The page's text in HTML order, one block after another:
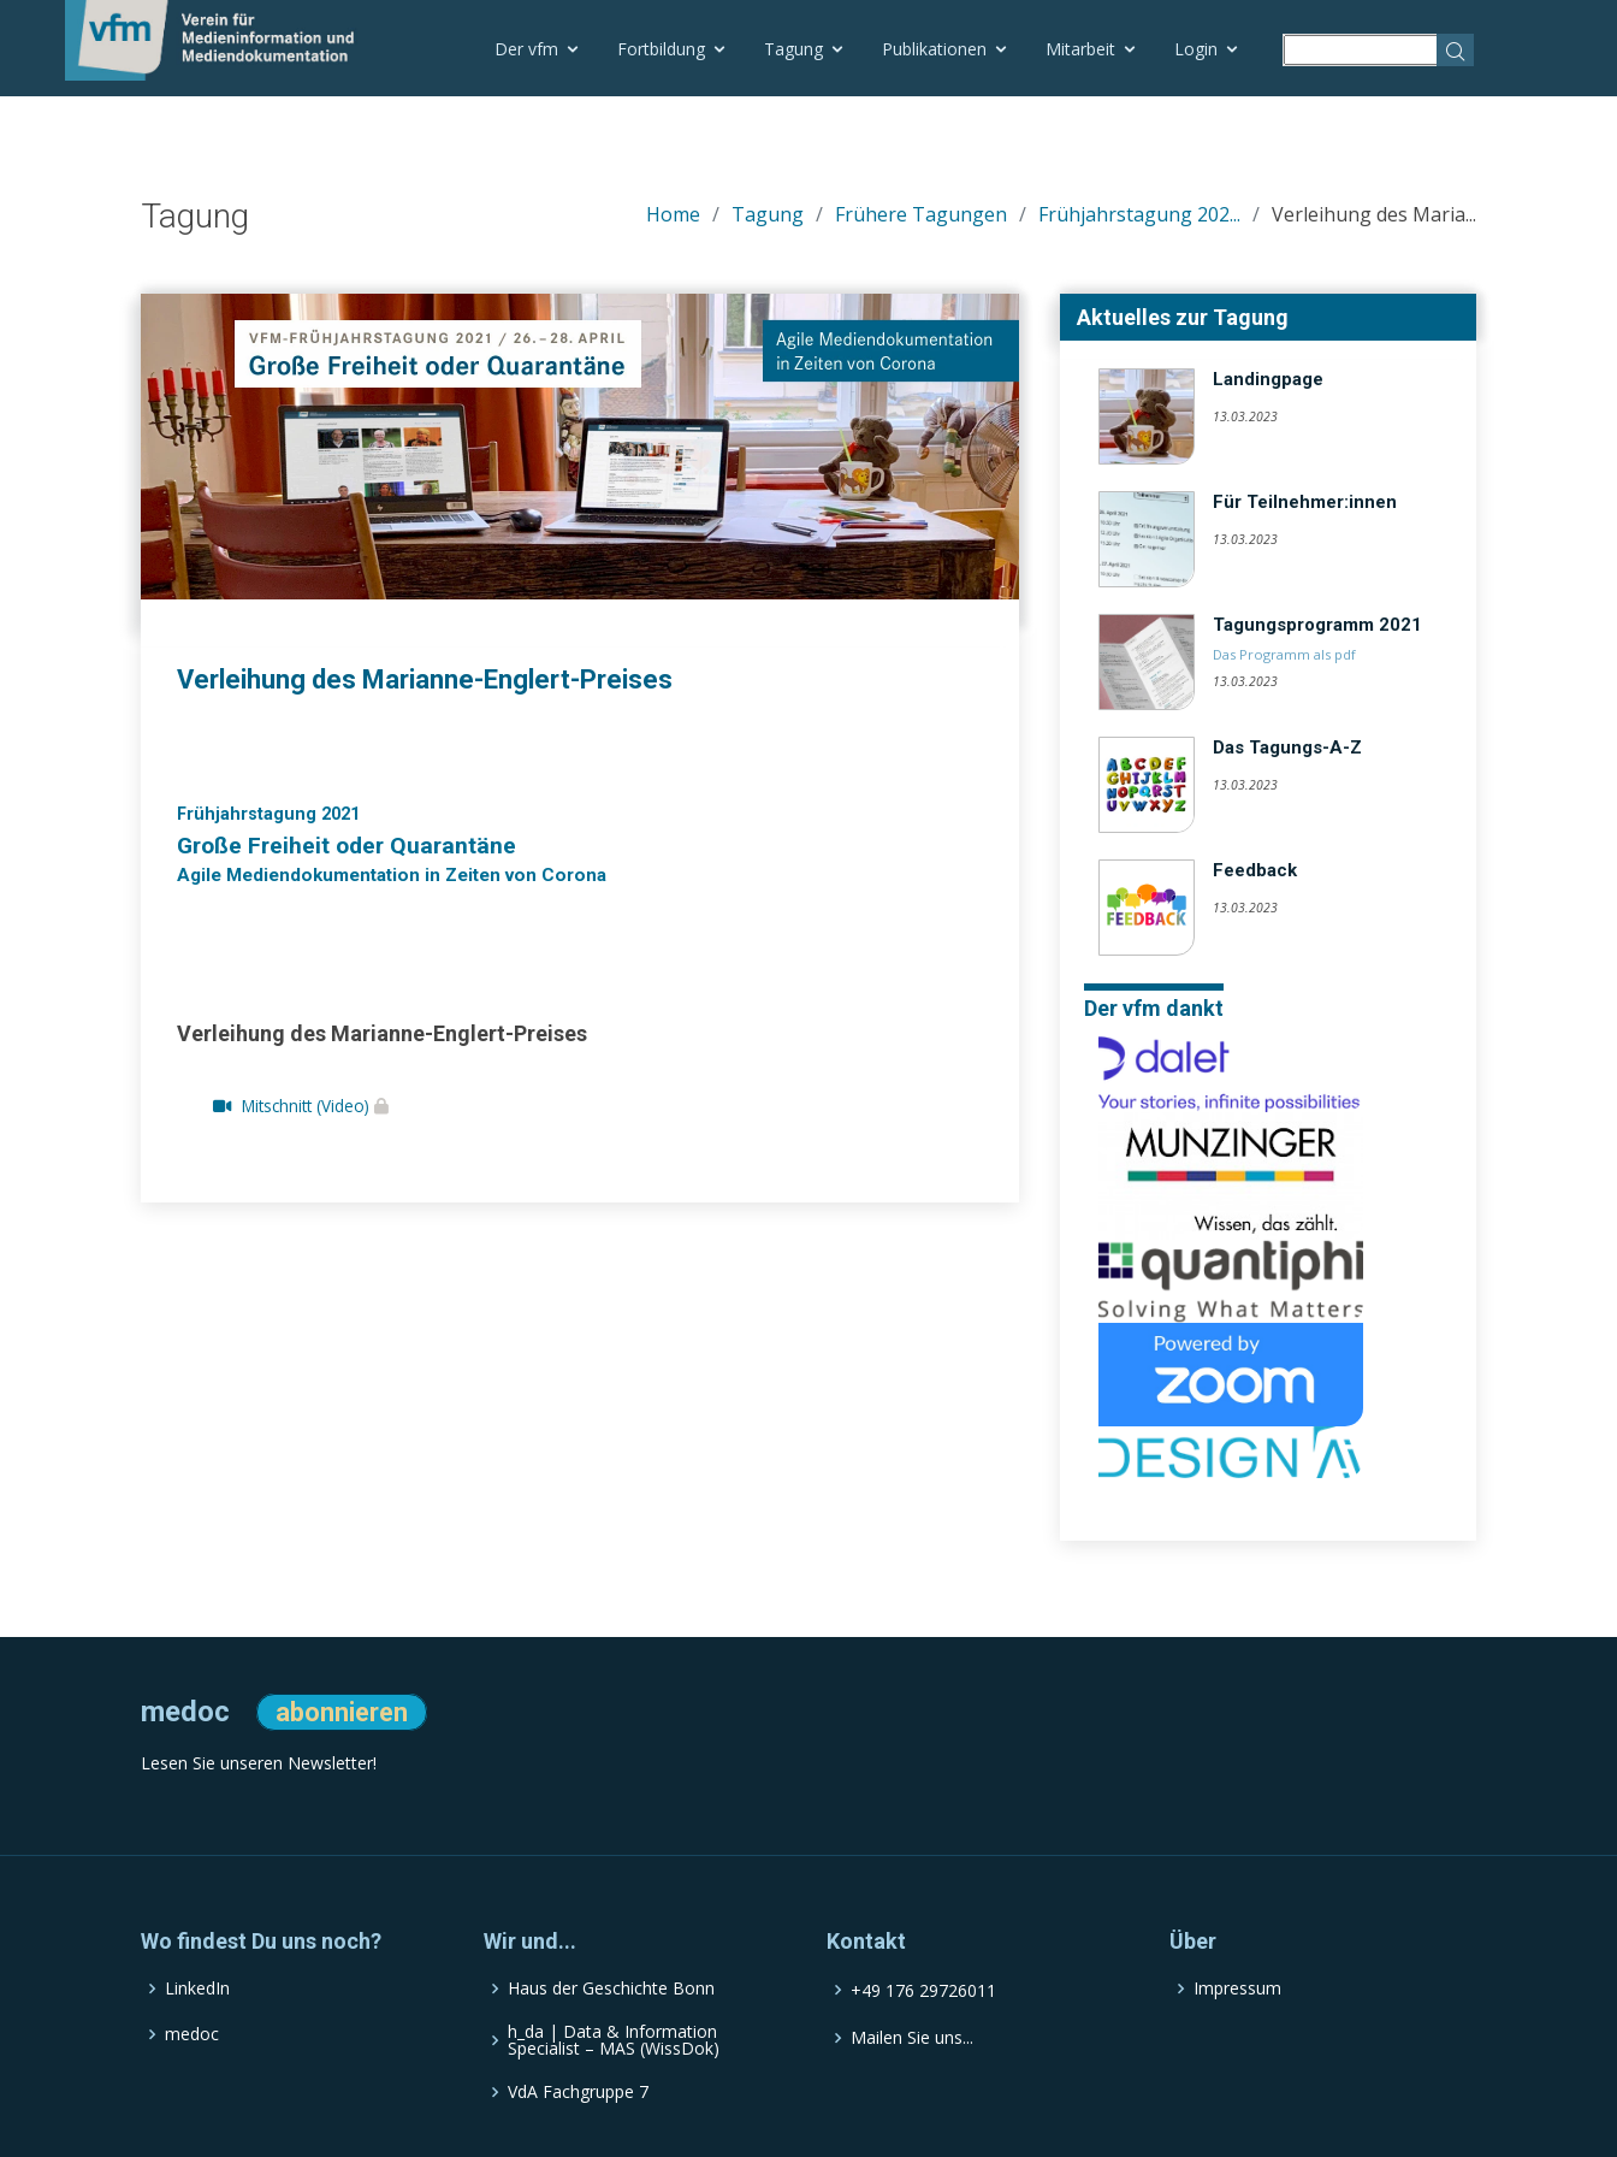
Der vfm Fortbildung Tagung Publikationen Mitarbeit Login
Tagung Home Tagung Frühere Tagungen Frühjahrstagung 202... Verleihung des Maria...
Verleihung des Marianne-Englert-Preises
Frühjahrstagung 2021
Große Freiheit oder Quarantäne
Agile Mediendokumentation in Zeiten von Corona
Verleihung des Marianne-Englert-Preises
Mitschnitt (Video)
Aktuelles zur Tagung
Landingpage
13.03.2023
Für Teilnehmer:innen
13.03.2023
Tagungsprogramm 2021
Das Programm als pdf
13.03.2023
Das Tagungs-A-Z
13.03.2023
Feedback
13.03.2023
Der vfm dankt
medoc abonnieren
Lesen Sie unseren Newsletter!
Wo findest Du uns noch?
LinkedIn
medoc
Wir und...
Haus der Geschichte Bonn
h_da | Data & Information
Specialist – MAS (WissDok)
VdA Fachgruppe 7
Kontakt
+49 176 29726011
Mailen Sie uns...
Über
Impressum